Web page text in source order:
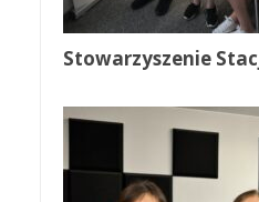
Stowarzyszenie